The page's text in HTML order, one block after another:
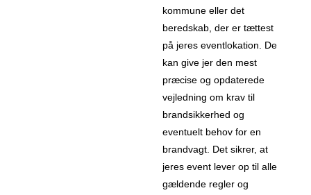
kommune eller det
beredskab, der er tættest
på jeres eventlokation. De
kan give jer den mest
præcise og opdaterede
vejledning om krav til
brandsikkerhed og
eventuelt behov for en
brandvagt. Det sikrer, at
jeres event lever op til alle
gældende regler og